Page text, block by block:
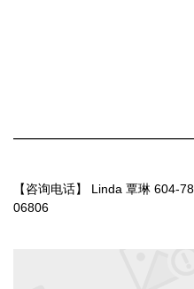
【咨询电话】 Linda 覃琳 604-
06806